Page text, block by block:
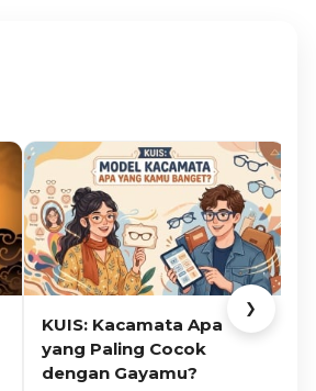
KUIS: Kacamata Apa
yang Paling Cocok
dengan Gayamu?
❯